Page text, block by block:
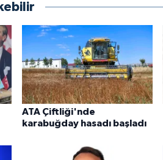
ATA Çiftliği'nde
karabuğday hasadı başladı